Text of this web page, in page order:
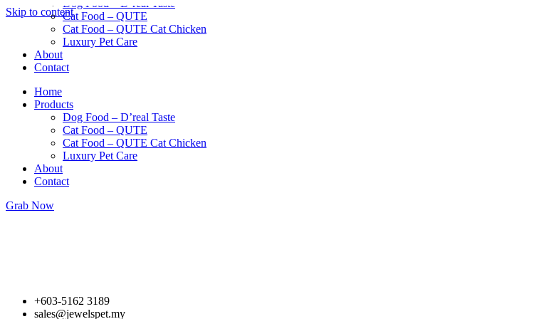
Skip to content
Dog Food – D’real Taste
Cat Food – QUTE
Cat Food – QUTE Cat Chicken
Luxury Pet Care
About
Contact
Home
Products
Dog Food – D’real Taste
Cat Food – QUTE
Cat Food – QUTE Cat Chicken
Luxury Pet Care
About
Contact
Grab Now
+603-5162 3189
sales@jewelspet.my